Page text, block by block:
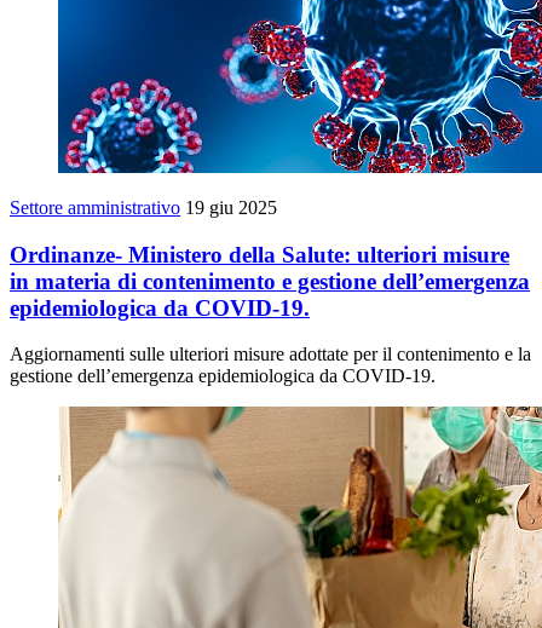
Settore amministrativo 19 giu 2025
Ordinanze- Ministero della Salute: ulteriori misure
in materia di contenimento e gestione dell’emergenza
epidemiologica da COVID-19.
Aggiornamenti sulle ulteriori misure adottate per il contenimento e la
gestione dell’emergenza epidemiologica da COVID-19.